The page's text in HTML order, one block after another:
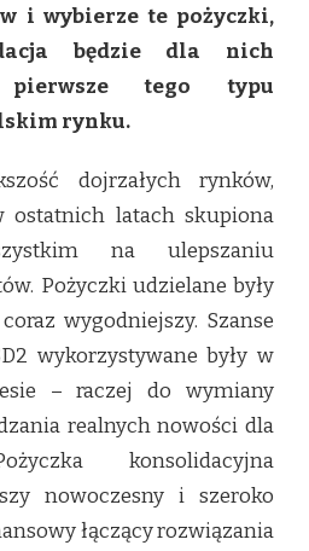
i wybierze te pożyczki,
będzie dla nich
tego typu
rynku.
dojrzałych rynków,
ostatnich latach skupiona
na ulepszaniu
Pożyczki udzielane były
wygodniejszy. Szanse
wykorzystywane były w
– raczej do wymiany
realnych nowości dla
konsolidacyjna
nowoczesny i szeroko
łączący rozwiązania